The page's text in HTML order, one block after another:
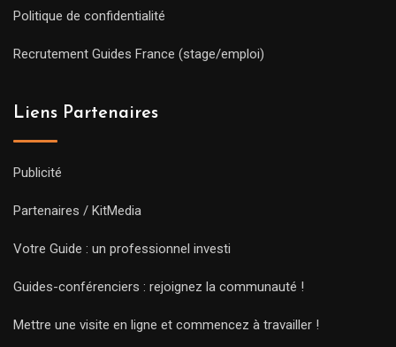
Politique de confidentialité
Recrutement Guides France (stage/emploi)
Liens Partenaires
Publicité
Partenaires / KitMedia
Votre Guide : un professionnel investi
Guides-conférenciers : rejoignez la communauté !
Mettre une visite en ligne et commencez à travailler !